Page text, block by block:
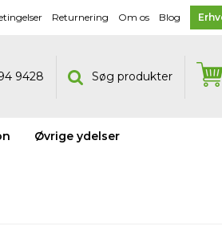
Returnering Om os Blog
9428 Søg produkter
Øvrige ydelser